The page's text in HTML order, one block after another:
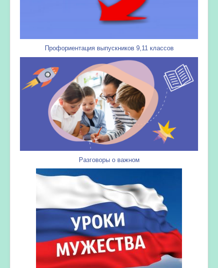
Профориентация выпускников 9,11 классов
Разговоры о важном